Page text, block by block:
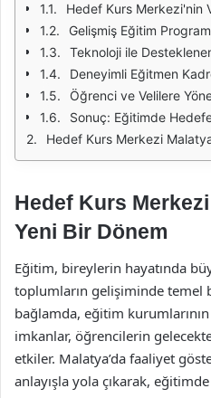
Hedef Kurs Merkezi'nin
Gelişmiş Eğitim
Teknoloji ile
Deneyimli Eğitmen
Öğrenci ve Velilere
Sonuç: Eğitimde
Hedef Kurs Merkezi
Hedef Kurs
Yeni Bir Dönem
Eğitim, bireylerin hayatında
toplumların gelişiminde temel
bağlamda, eğitim
imkanlar, öğrencilerin
etkiler. Malatya’da faaliyet
anlayışla yola çıkarak,